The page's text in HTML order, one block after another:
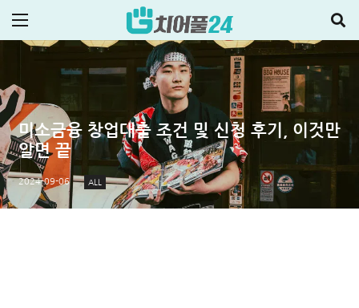
미소금융 창업대출 조건 및 신청 후기, 이것만
알면 끝
2024-09-06 ALL